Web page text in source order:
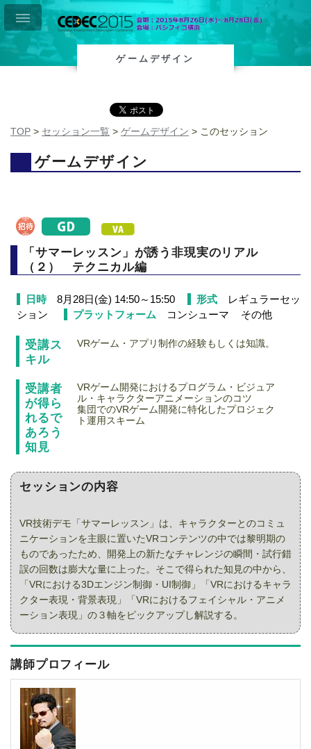
ゲームデザイン
TOP > セッション一覧 > ゲームデザイン > このセッション
ゲームデザイン
「サマーレッスン」が誘う非現実のリアル
（２） テクニカル編
日時 8月28日(金) 14:50～15:50 形式
レギュラーセッ
ション
プラットフォーム コンシューマ その他
受講ス
キル
VRゲーム・アプリ制作の経験もしくは知識。
受講者
が得ら
れるで
あろう
知見
VRゲーム開発におけるプログラム・ビジュア
ル・キャラクターアニメーションのコツ
集団でのVRゲーム開発に特化したプロジェク
ト運用スキーム
セッションの内容
VR技術デモ「サマーレッスン」は、キャラクターとのコミュ
ニケーションを主眼に置いたVRコンテンツの中では黎明期の
ものであったため、開発上の新たなチャレンジの瞬間・試行錯
誤の回数は膨大な量に上った。そこで得られた知見の中から、
「VRにおける3Dエンジン制御・UI制御」「VRにおけるキャラ
クター表現・背景表現」「VRにおけるフェイシャル・アニメ
ーション表現」の３軸をピックアップし解説する。
講師プロフィール